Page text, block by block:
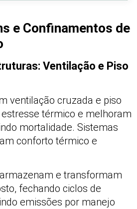
e Confinamentos de
Ventilação e Piso
ventilação cruzada e piso
térmico e melhoram
mortalidade. Sistemas
conforto térmico e
e transformam
fechando ciclos de
emissões por manejo